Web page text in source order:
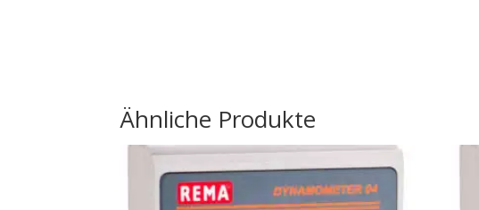
Ähnliche Produkte